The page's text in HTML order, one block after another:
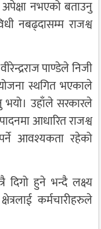
नभएको बताउनु
नबढ्दासम्म राजश्व
पाण्डेले निजी
स्थगित भएकाले
भयो। उहाँले सरकारले
आधारित राजश्व
आवश्यकता रहेको
दिगो हुने भन्दै लक्ष्य
कर्मचारीहरुले